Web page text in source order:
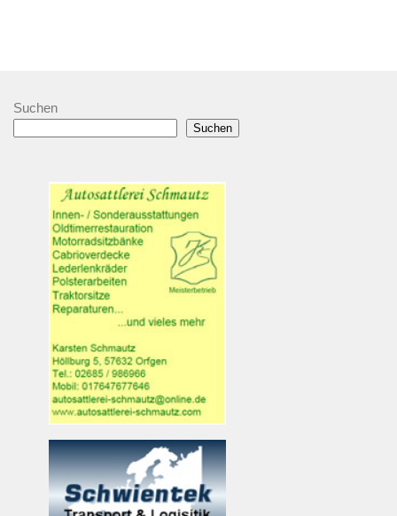
Suchen
Suchen